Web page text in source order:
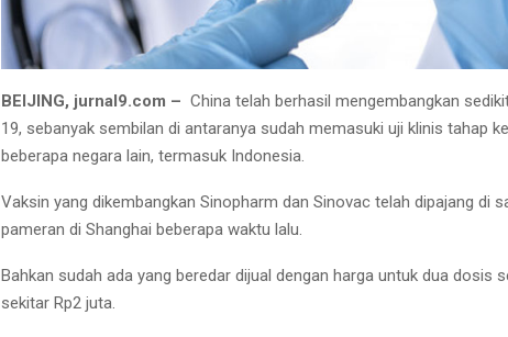
BEIJING, jurnal9.com – China telah berhasil mengembangkan
19, sebanyak sembilan di antaranya sudah memasuki uji klinis tahap
beberapa negara lain, termasuk Indonesia.
Vaksin yang dikembangkan Sinopharm dan Sinovac telah dipajang di
pameran di Shanghai beberapa waktu lalu.
Bahkan sudah ada yang beredar dijual dengan harga untuk dua dosis
sekitar Rp2 juta.